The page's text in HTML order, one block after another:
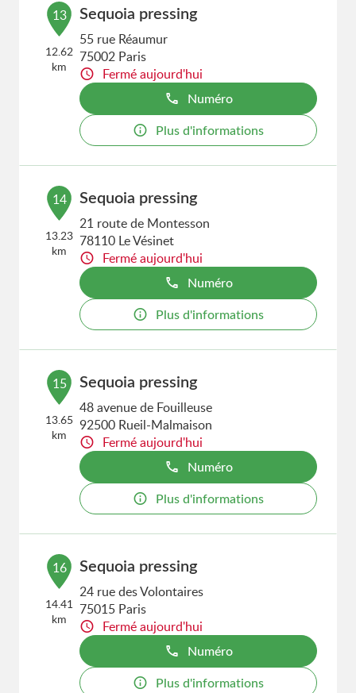
13
12.62
km
Sequoia pressing
55 rue Réaumur
75002 Paris
Fermé aujourd'hui
Numéro
Plus d'informations
14
13.23
km
Sequoia pressing
21 route de Montesson
78110 Le Vésinet
Fermé aujourd'hui
Numéro
Plus d'informations
15
13.65
km
Sequoia pressing
48 avenue de Fouilleuse
92500 Rueil-Malmaison
Fermé aujourd'hui
Numéro
Plus d'informations
16
14.41
km
Sequoia pressing
24 rue des Volontaires
75015 Paris
Fermé aujourd'hui
Numéro
Plus d'informations